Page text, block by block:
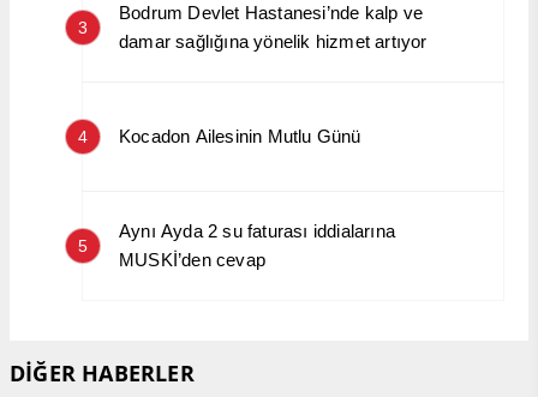
3
Bodrum Devlet Hastanesi’nde kalp ve
damar sağlığına yönelik hizmet artıyor
4 Kocadon Ailesinin Mutlu Günü
5
Aynı Ayda 2 su faturası iddialarına
MUSKİ’den cevap
DİĞER HABERLER